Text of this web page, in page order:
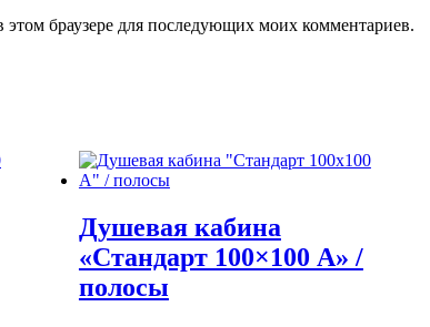
этом браузере для последующих моих комментариев.
Душевая кабина
«Стандарт 100×100 А» /
полосы